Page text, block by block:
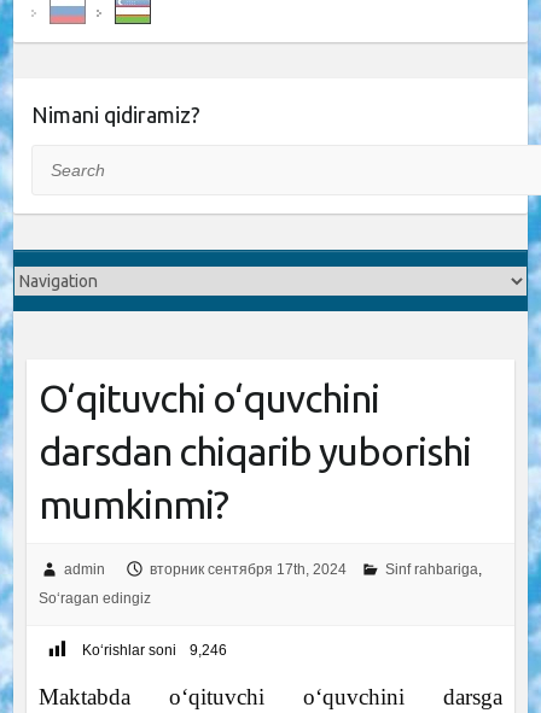
Nimani qidiramiz?
O‘qituvchi o‘quvchini
darsdan chiqarib yuborishi
mumkinmi?
admin вторник сентября 17th, 2024 Sinf rahbariga,
So‘ragan edingiz
Ko‘rishlar soni 9,246
Maktabda o‘qituvchi o‘quvchini darsga